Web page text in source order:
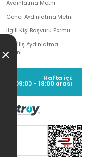
Aydınlatma Metni
Genel Aydınlatma Metni
İlgili Kişi Başvuru Formu
Çekiliş Aydınlatma
Metni
Hafta içi:
09:00 - 18:00 arası